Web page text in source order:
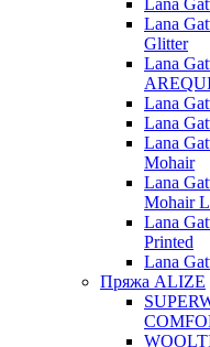
Lana
Lana
Glitter
Lana
Lana
Lana
Lana
Mohair
Lana
Mohair
Lana
Printed
Lana
Пряжа ALIZE